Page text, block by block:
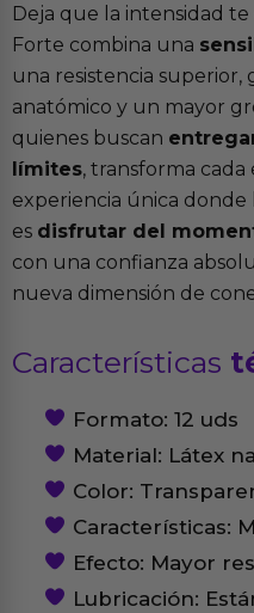
Deja que la intensidad
Forte combina una
una resistencia superior,
anatómico y un mayor
quienes buscan
límites, transforma
experiencia única
es disfrutar del
con una confianza
nueva dimensión de
Características
Formato: 12 uds
Material: Látex
Color:
Características:
Efecto: Mayor
Lubricación: